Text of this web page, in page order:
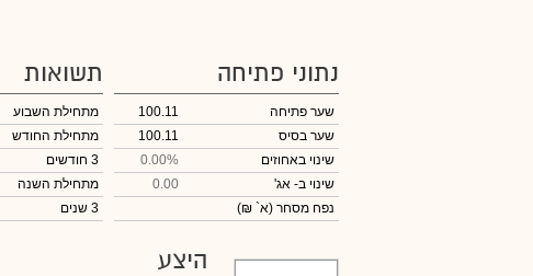
נתוני פתיחה
שער פתיחה
100.11
שער בסיס
100.11
שינוי באחוזים
0.00%
שינוי ב- אג'
0.00
נפח מסחר (א` ₪)
תשואות
מתחילת השבוע
מתחילת החודש
3 חודשים
מתחילת השנה
3 שנים
היצע